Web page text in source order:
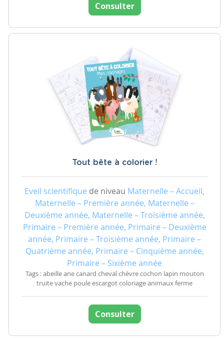
Consulter
Tout bête à colorier !
Eveil scientifique de niveau Maternelle – Accueil,
Maternelle – Première année, Maternelle –
Deuxième année, Maternelle – Troisième année,
Primaire – Première année, Primaire – Deuxième
année, Primaire – Troisième année, Primaire –
Quatrième année, Primaire – Cinquième année,
Primaire – Sixième année
Tags : abeille ane canard cheval chèvre cochon lapin mouton
truite vache poule escargot coloriage animaux ferme
Consulter